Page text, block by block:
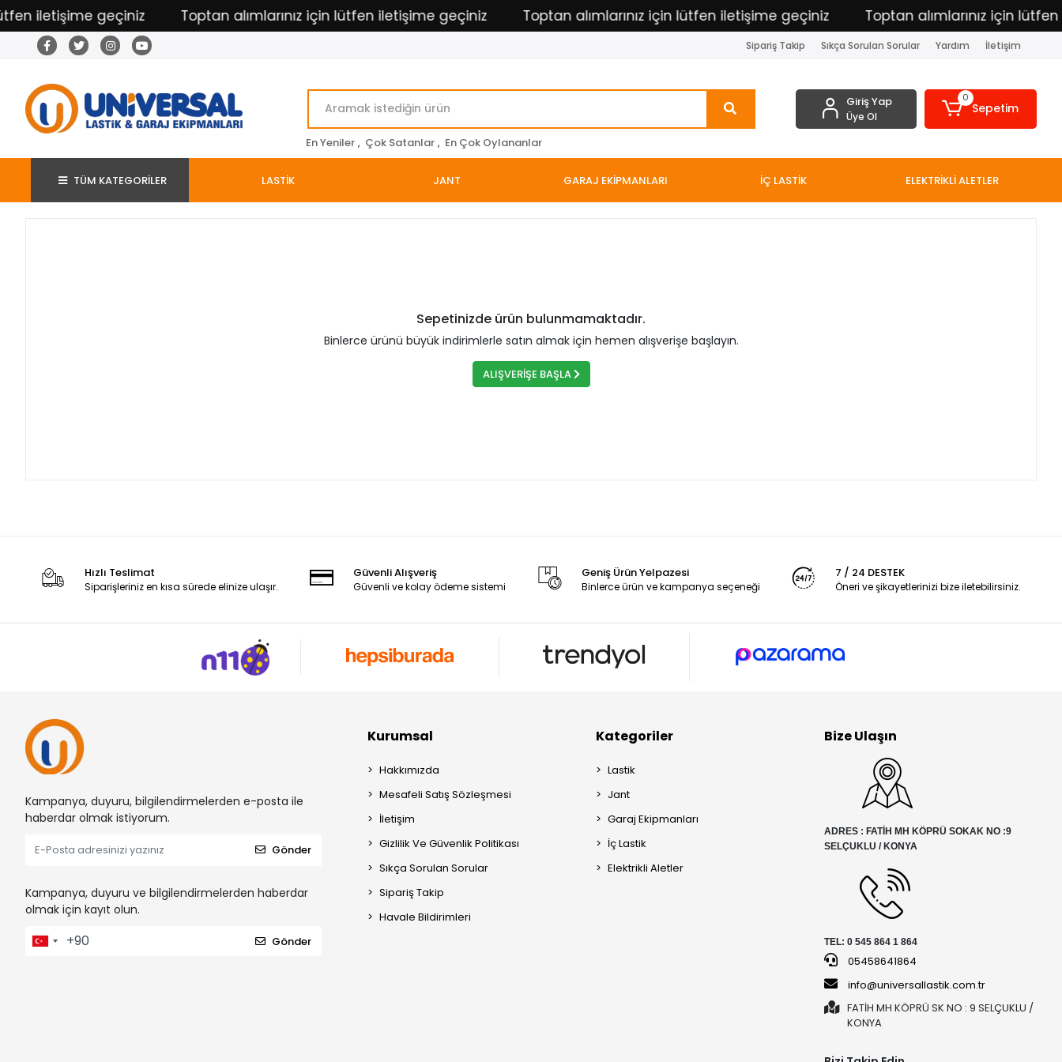
iletişime geçiniz Toptan alımlarınız için lütfen iletişime geçiniz Toptan alımlarınız için lütfen iletişime geçiniz Toptan alımlarınız için lütfen
Sipariş Takip Sıkça Sorulan Sorular Yardım İletişim
En Yeniler , Çok Satanlar , En Çok Oylananlar
Giriş Yap
Üye Ol
0
Sepetim
TÜM KATEGORİLER LASTİK JANT GARAJ EKİPMANLARI İÇ LASTİK ELEKTRİKLİ ALETLER
Sepetinizde ürün bulunmamaktadır.
Binlerce ürünü büyük indirimlerle satın almak için hemen alışverişe başlayın.
ALIŞVERİŞE BAŞLA
Hızlı Teslimat
Siparişleriniz en kısa sürede elinize ulaşır.
Güvenli Alışveriş
Güvenli ve kolay ödeme sistemi
Geniş Ürün Yelpazesi
Binlerce ürün ve kampanya seçeneği
7 / 24 DESTEK
Öneri ve şikayetlerinizi bize iletebilirsiniz.
Kampanya, duyuru, bilgilendirmelerden e-posta ile
haberdar olmak istiyorum.
Gönder
Kampanya, duyuru ve bilgilendirmelerden haberdar
olmak için kayıt olun.
Gönder
Kurumsal
Hakkımızda
Mesafeli Satış Sözleşmesi
İletişim
Gizlilik Ve Güvenlik Politikası
Sıkça Sorulan Sorular
Sipariş Takip
Havale Bildirimleri
Kategoriler
Lastik
Jant
Garaj Ekipmanları
İç Lastik
Elektrikli Aletler
Bize Ulaşın
ADRES : FATİH MH KÖPRÜ SOKAK NO :9
SELÇUKLU / KONYA
TEL: 0 545 864 1 864
05458641864
info@universallastik.com.tr
FATİH MH KÖPRÜ SK NO : 9 SELÇUKLU /
KONYA